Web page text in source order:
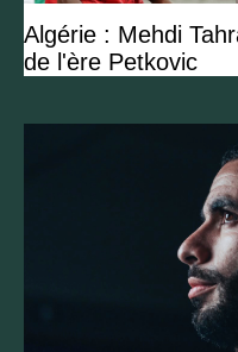
Algérie : Mehdi
de l'ère Petkovic